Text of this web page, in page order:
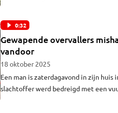
0:32
Gewapende overvallers
vandoor
18 oktober 2025
Een man is zaterdagavond in zijn
slachtoffer werd bedreigd met een